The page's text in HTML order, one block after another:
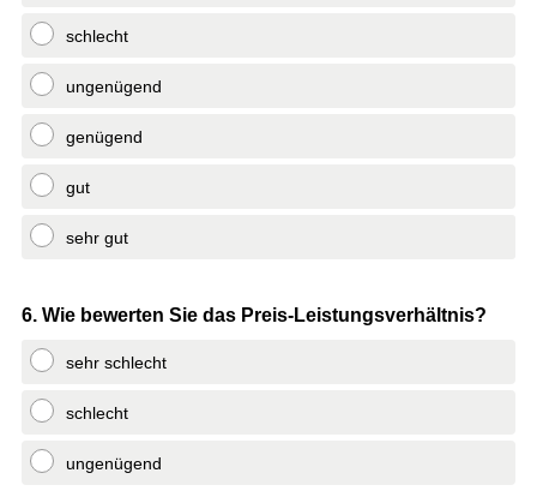
schlecht
ungenügend
genügend
gut
sehr gut
Question
Title
6. Wie bewerten Sie das Preis-Leistungsverhältnis?
sehr schlecht
schlecht
ungenügend